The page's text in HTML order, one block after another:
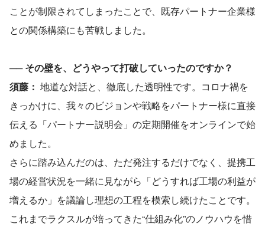
ことが制限されてしまったことで、既存パートナー企業様
との関係構築にも苦戦しました。
── その壁を、どうやって打破していったのですか？
須藤： 地道な対話と、徹底した透明性です。コロナ禍を
きっかけに、我々のビジョンや戦略をパートナー様に直接
伝える「パートナー説明会」の定期開催をオンラインで始
めました。
さらに踏み込んだのは、ただ発注するだけでなく、提携工
場の経営状況を一緒に見ながら「どうすれば工場の利益が
増えるか」を議論し理想の工程を模索し続けたことです。
これまでラクスルが培ってきた“仕組み化”のノウハウを惜